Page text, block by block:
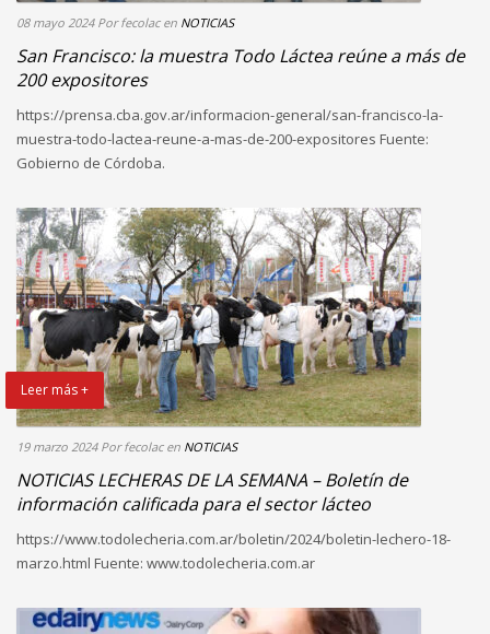
08 mayo 2024 Por fecolac en NOTICIAS
San Francisco: la muestra Todo Láctea reúne a más de
200 expositores
https://prensa.cba.gov.ar/informacion-general/san-francisco-la-
muestra-todo-lactea-reune-a-mas-de-200-expositores Fuente:
Gobierno de Córdoba.
Leer más +
19 marzo 2024 Por fecolac en NOTICIAS
NOTICIAS LECHERAS DE LA SEMANA – Boletín de
información calificada para el sector lácteo
https://www.todolecheria.com.ar/boletin/2024/boletin-lechero-18-
marzo.html Fuente: www.todolecheria.com.ar